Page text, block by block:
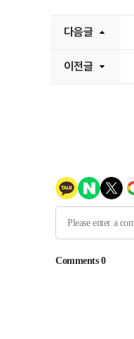
다음글
이전글